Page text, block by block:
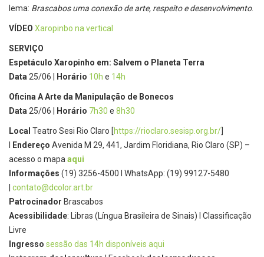
lema: Brascabos uma conexão de arte, respeito e desenvolvimento.
VÍDEO Xaropinbo na vertical
SERVIÇO
Espetáculo Xaropinho em: Salvem o Planeta Terra
Data25/06 | Horário 10h e 14h
Oficina A Arte da Manipulação de Bonecos
Data25/06 | Horário 7h30 e 8h30
Local Teatro Sesi Rio Claro [https://rioclaro.sesisp.org.br/
Endereço Avenida M 29, 441, Jardim Floridiana, Rio Claro (SP) –
acesso o mapaaqui
Informações (19) 3256-4500 I WhatsApp: (19) 99127-5480
contato@dcolor.art.br
Patrocinador Brascabos
Acessibilidade: Libras (Língua Brasileira de Sinais) l Classificação
Livre
Ingresso sessão das 14h disponíveis aqui